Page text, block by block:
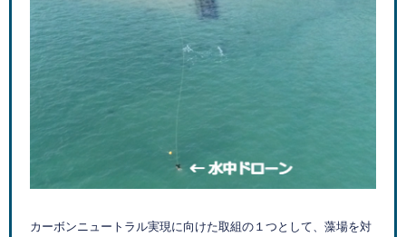
カーボンニュートラル実現に向けた取組の１つとして、藻場を対